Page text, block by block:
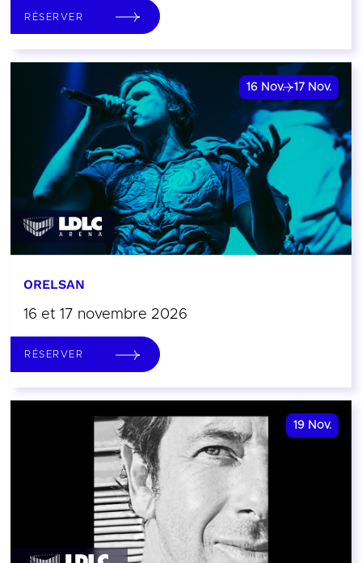
RÉSERVER
16 Nov. 17 Nov.
ORELSAN
16 et 17 novembre 2026
RÉSERVER
19 Nov.